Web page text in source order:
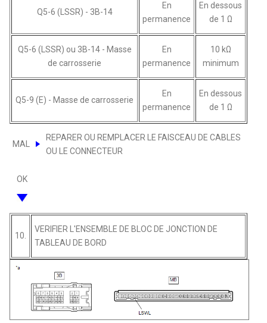
Q5-6 (LSSR) - 3B-14
En
permanence
En dessous
de 1 Ω
Q5-6 (LSSR) ou 3B-14 - Masse
de carrosserie
En
permanence
10 kΩ
minimum
Q5-9 (E) - Masse de carrosserie
En
permanence
En dessous
de 1 Ω
MAL
REPARER OU REMPLACER LE FAISCEAU DE CABLES
OU LE CONNECTEUR
OK
10.
VERIFIER L'ENSEMBLE DE BLOC DE JONCTION DE
TABLEAU DE BORD